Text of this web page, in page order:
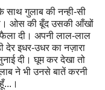
साथ गुलाब की नन्ही-सी
ओस कीबूँदउसकी आँखों
फैला दी। अपनी लाल-लाल
देर इधर-उधर का नज़ारा
दी। घूम कर देखा तो
ने भी उनसे बातें करनी